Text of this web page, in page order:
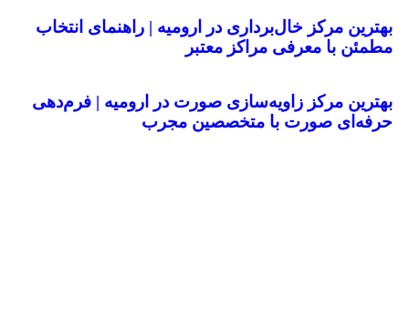
بهترین مرکز خال‌برداری در ارومیه | راهنمای انتخاب
مطمئن با معرفی مراکز معتبر
بهترین مرکز زاویه‌سازی صورت در ارومیه | فرم‌دهی
حرفه‌ای صورت با متخصصین مجرب